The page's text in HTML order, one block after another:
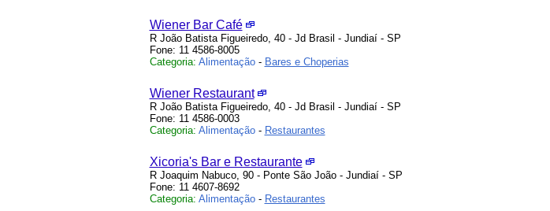
Wiener Bar Café
R João Batista Figueiredo, 40 - Jd Brasil - Jundiaí - SP
Fone: 11 4586-8005
Categoria: Alimentação- Bares e Choperias
Wiener Restaurant
R João Batista Figueiredo, 40 - Jd Brasil - Jundiaí - SP
Fone: 11 4586-0003
Categoria: Alimentação- Restaurantes
Xicoria's Bar e Restaurante
R Joaquim Nabuco, 90 - Ponte São João - Jundiaí - SP
Fone: 11 4607-8692
Categoria: Alimentação- Restaurantes